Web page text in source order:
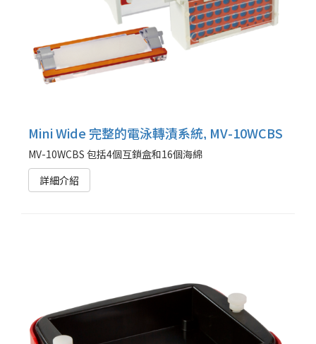
Mini Wide 完整的電泳轉漬系統, MV-10WCBS
MV-10WCBS 包括4個互鎖盒和16個海綿
詳細介紹